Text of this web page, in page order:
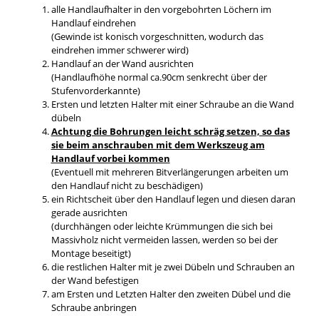
alle Handlaufhalter in den vorgebohrten Löchern im
Handlauf eindrehen
(Gewinde ist konisch vorgeschnitten, wodurch das
eindrehen immer schwerer wird)
Handlauf an der Wand ausrichten
(Handlaufhöhe normal ca.90cm senkrecht über der
Stufenvorderkannte)
Ersten und letzten Halter mit einer Schraube an die Wand
dübeln
Achtung die Bohrungen leicht schräg setzen, so das
sie beim anschrauben mit dem Werkszeug am
Handlauf vorbei kommen
(Eventuell mit mehreren Bitverlängerungen arbeiten um
den Handlauf nicht zu beschädigen)
ein Richtscheit über den Handlauf legen und diesen daran
gerade ausrichten
(durchhängen oder leichte Krümmungen die sich bei
Massivholz nicht vermeiden lassen, werden so bei der
Montage beseitigt)
die restlichen Halter mit je zwei Dübeln und Schrauben an
der Wand befestigen
am Ersten und Letzten Halter den zweiten Dübel und die
Schraube anbringen